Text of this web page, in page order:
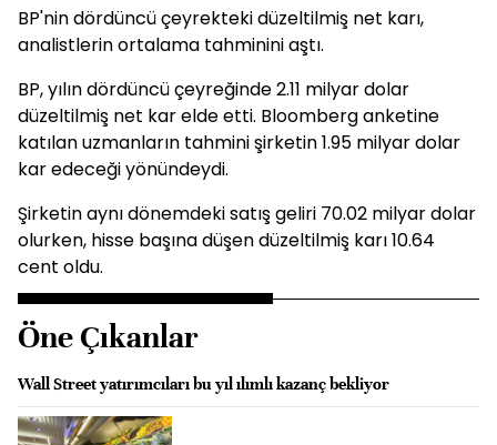
BP'nin dördüncü çeyrekteki düzeltilmiş net karı,
analistlerin ortalama tahminini aştı.
BP, yılın dördüncü çeyreğinde 2.11 milyar dolar
düzeltilmiş net kar elde etti. Bloomberg anketine
katılan uzmanların tahmini şirketin 1.95 milyar dolar
kar edeceği yönündeydi.
Şirketin aynı dönemdeki satış geliri 70.02 milyar dolar
olurken, hisse başına düşen düzeltilmiş karı 10.64
cent oldu.
Öne Çıkanlar
Wall Street yatırımcıları bu yıl ılımlı kazanç bekliyor